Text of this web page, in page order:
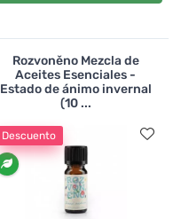
Rozvoněno Mezcla de
Aceites Esenciales -
Estado de ánimo invernal
(10 ...
Descuento